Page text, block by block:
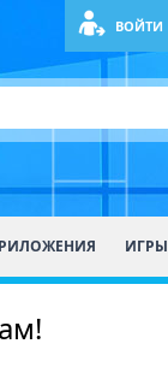
ВОЙТИ
ИГРЫ